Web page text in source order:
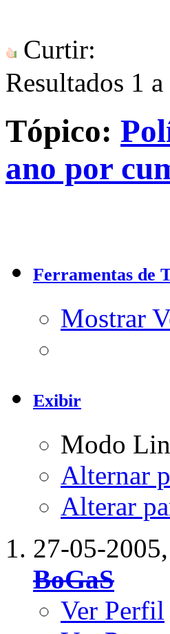
Curtir:
Resultados 1
Tópico:
ano por
Ferramentas de
Mostrar
Exibir
Modo
Alternar
Alterar
27-05-2005,
BoGaS
Ver Perfil